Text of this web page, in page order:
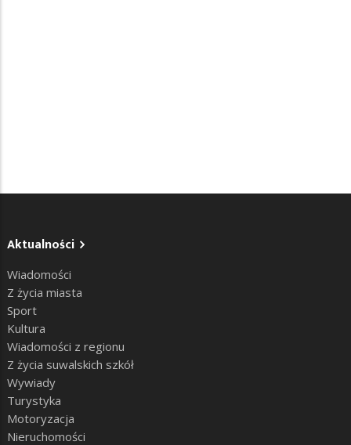
Aktualności
Wiadomości
Z życia miasta
Sport
Kultura
Wiadomości z regionu
Z życia suwalskich szkół
Wywiady
Turystyka
Motoryzacja
Nieruchomości